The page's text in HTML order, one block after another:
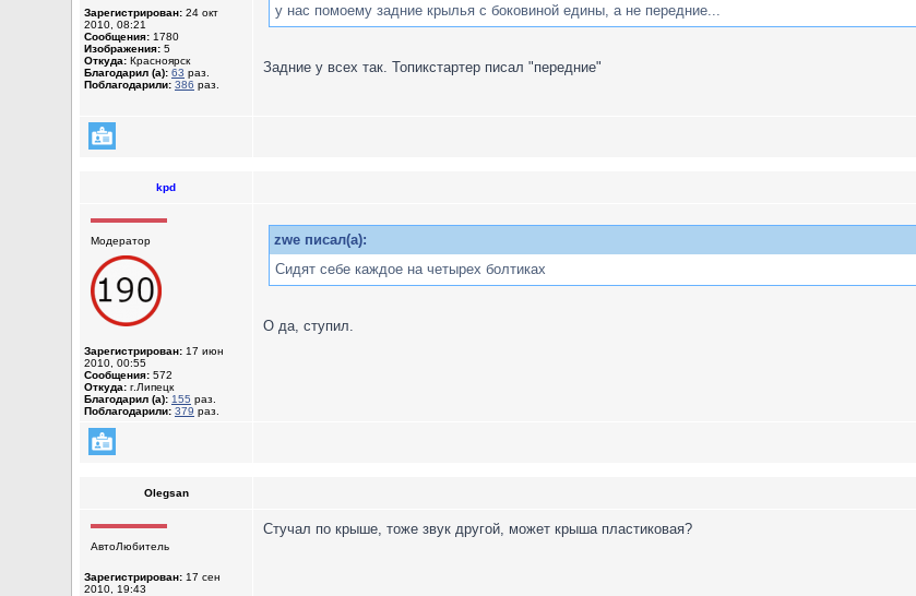
Зарегистрирован: 24 окт
2010, 08:21
Сообщения: 1780
Изображения: 5
Откуда: Красноярск
Благодарил (а): 63 раз.
Поблагодарили: 386 раз.
у нас помоему задние крылья с боковиной едины, а не передние...
Задние у всех так. Топикстартер писал "передние"
kpd
Модератор
Зарегистрирован: 17 июн
2010, 00:55
Сообщения: 572
Откуда: г.Липецк
Благодарил (а): 155 раз.
Поблагодарили: 379 раз.
zwe писал(а):
Сидят себе каждое на четырех болтиках
О да, ступил.
Olegsan
АвтоЛюбитель
Зарегистрирован: 17 сен
2010, 19:43
Стучал по крыше, тоже звук другой, может крыша пластиковая?